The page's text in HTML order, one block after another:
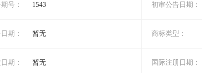
号： 1543 初审公告日期：
期： 暂无 商标类型：
期： 暂无 国际注册日期：